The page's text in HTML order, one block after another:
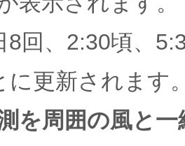
8回、2:30頃、
に更新されます
を周囲の風と